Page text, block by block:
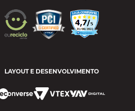
LAYOUT E DESENVOLVIMENTO